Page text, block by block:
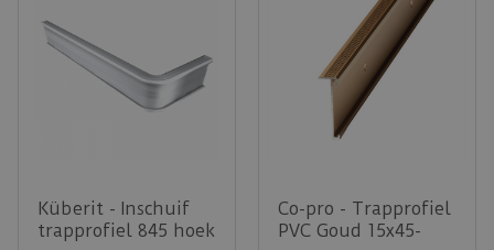
Küberit - Inschuif
trapprofiel 845 hoek
Co-pro - Trapprofiel
PVC Goud 15x45-